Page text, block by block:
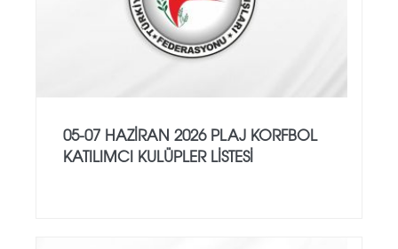
05-07 HAZİRAN 2026 PLAJ KORFBOL
KATILIMCI KULÜPLER LİSTESİ